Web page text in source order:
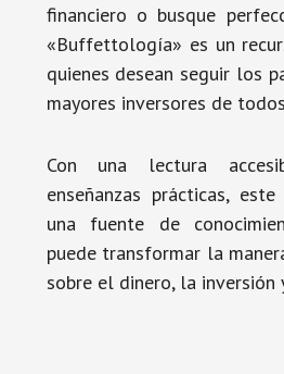
financiero o busque
«Buffettología» es un
quienes desean seguir los
mayores inversores de
Con una lectura
enseñanzas prácticas,
una fuente de
puede transformar la
sobre el dinero, la inversión